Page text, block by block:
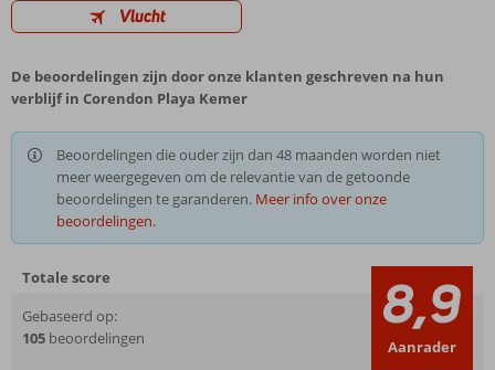
Vlucht
De beoordelingen zijn door onze klanten geschreven na hun
verblijf in Corendon Playa Kemer
Beoordelingen die ouder zijn dan 48 maanden worden niet
meer weergegeven om de relevantie van de getoonde
beoordelingen te garanderen. Meer info over onze
beoordelingen.
Totale score
Gebaseerd op:
105 beoordelingen 8,9
Aanrader